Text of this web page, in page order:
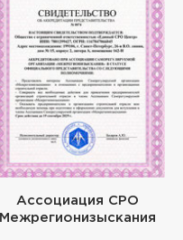
Ассоциация СРО
Межрегионизыскания